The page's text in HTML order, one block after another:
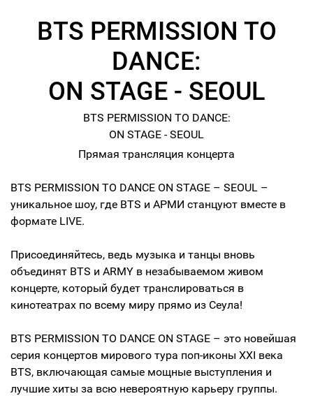
BTS PERMISSION TO
DANCE:
ON STAGE - SEOUL
BTS PERMISSION TO DANCE:
ON STAGE - SEOUL
Прямая трансляция концерта
BTS PERMISSION TO DANCE ON STAGE – SEOUL –
уникальное шоу, где BTS и АРМИ станцуют вместе в
формате LIVE.
Присоединяйтесь, ведь музыка и танцы вновь
объединят BTS и ARMY в незабываемом живом
концерте, который будет транслироваться в
кинотеатрах по всему миру прямо из Сеула!
BTS PERMISSION TO DANCE ON STAGE – это новейшая
серия концертов мирового тура поп-иконы XXI века
BTS, включающая самые мощные выступления и
лучшие хиты за всю невероятную карьеру группы.